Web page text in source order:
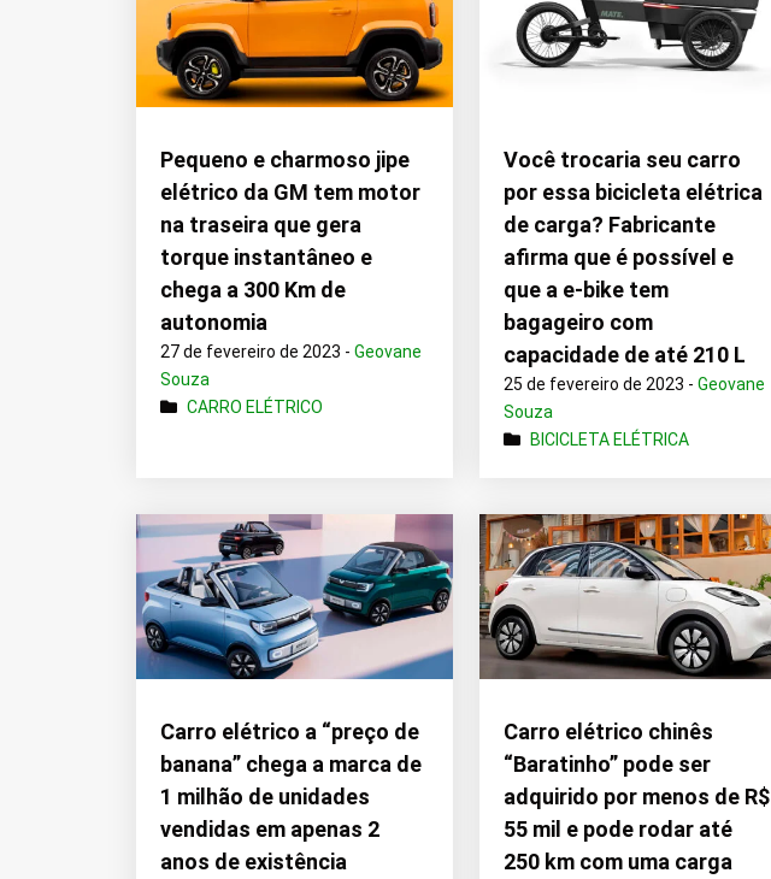
Pequeno e charmoso jipe
elétrico da GM tem motor
na traseira que gera
torque instantâneo e
chega a 300 Km de
autonomia
27 de fevereiro de 2023 -Geovane
Souza
CARRO ELÉTRICO
Você trocaria seu carro
por essa bicicleta elétrica
de carga? Fabricante
afirma que é possível e
que a e-bike tem
bagageiro com
capacidade de até 210 L
25 de fevereiro de 2023 -Geovane
Souza
BICICLETA ELÉTRICA
Carro elétrico a “preço de
banana” chega a marca de
1 milhão de unidades
vendidas em apenas 2
anos de existência
Carro elétrico chinês
“Baratinho” pode ser
adquirido por menos de R$
55 mil e pode rodar até
250 km com uma carga